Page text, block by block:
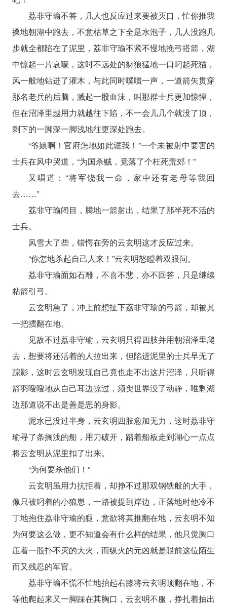
荔非守瑜不答，几人也反应过来要被灭口，忙你推我
搡地朝湖中跑去，不意枯草之下全是水泡子，几人没跑几
步就全都陷在了泥里，荔非守瑜不紧不慢地挽弓搭箭，湖
中惊起一片哀嚎，这时不远处的豺狼猛地一口叼起死猫，
风一般地钻进了灌木，与此同时噗嗤一声，一道箭矢贯穿
那名老兵的后脑，溅起一股血沫，叫那群士兵更加惊惶，
但在沼泽里越用力就越往下陷，不一会儿几个就没了顶，
剩下的一脚深一脚浅地往更深处跑去。
“爷娘啊！官府怎地如此诓我！”一个未被射中要害的
士兵在风中哭道，“为国杀贼，竟落了个枉死荒郊！”
又唱道：“将军饶我一命，家中还有老母等我回
去……”
荔非守瑜闭目，腾地一箭射出，结果了那半死不活的
士兵。
风雪大了些，错愕在旁的云玄明这才反应过来。
“你怎地杀起自己人来！”云玄明怒瞪着双眼问。
荔非守瑜面如石雕，不喜不悲，亦不回答，只是继续
粘箭引弓。
云玄明急了，冲上前想扯下荔非守瑜的弓箭，却被其
一把掼翻在地。
见敌不过荔非守瑜，云玄明只得四肢并用朝沼泽里爬
去，想要将还活着的人拉出来，但陷进泥里的士兵早无了
踪影，这时云玄明发现自己竟也走不出这片沼泽，只听得
箭羽嗖嗖地从自己耳边掠过，须臾世界没了动静，唯剩湖
边那道说不出是善是恶的身影。
泥水已没过半身，云玄明四肢愈加无力，这时荔非守
瑜寻了条搁浅的船，用刀破开，踏着船板走到湖心一点点
将云玄明从泥里扣了出来。
“为何要杀他们！”
云玄明虽用力抗拒着，却挣不过那双钢铁般的大手，
像只被叼着的小狼崽，一路被提到岸边，正落地时他冷不
丁地抱住荔非守瑜的腿，意欲将其推翻在地，云玄明不知
为何要这么做，更不知道会有什么样的结果，他只觉胸口
压着一股扑不灭的大火，而纵火的元凶就是眼前这位陌生
而又残忍的军官。
荔非守瑜不慌不忙地抬起右膝将云玄明顶翻在地，不
等他爬起来又一脚踩在其胸口，云玄明不服，挣扎着抽出